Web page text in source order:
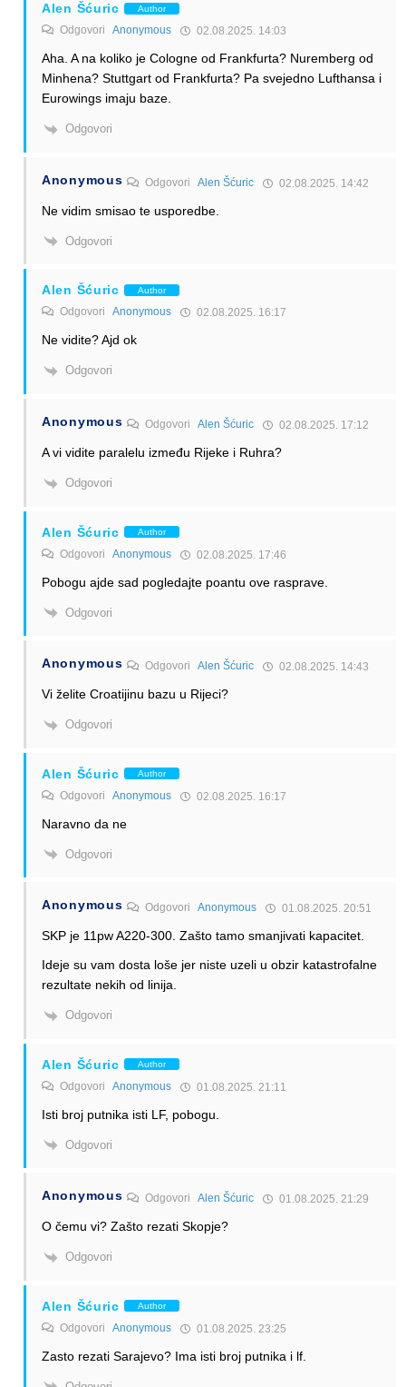
Alen Šćuric Author
Odgovori Anonymous 02.08.2025. 14:03
Aha. A na koliko je Cologne od Frankfurta? Nuremberg od
Minhena? Stuttgart od Frankfurta? Pa svejedno Lufthansa i
Eurowings imaju baze.
Odgovori
Anonymous OdgovoriAlen Šćuric 02.08.2025. 14:42
Ne vidim smisao te usporedbe.
Odgovori
Alen Šćuric Author
Odgovori Anonymous 02.08.2025. 16:17
Ne vidite? Ajd ok
Odgovori
Anonymous OdgovoriAlen Šćuric 02.08.2025. 17:12
A vi vidite paralelu između Rijeke i Ruhra?
Odgovori
Alen Šćuric Author
Odgovori Anonymous 02.08.2025. 17:46
Pobogu ajde sad pogledajte poantu ove rasprave.
Odgovori
Anonymous OdgovoriAlen Šćuric 02.08.2025. 14:43
Vi želite Croatijinu bazu u Rijeci?
Odgovori
Alen Šćuric Author
Odgovori Anonymous 02.08.2025. 16:17
Naravno da ne
Odgovori
Anonymous OdgovoriAnonymous 01.08.2025. 20:51
SKP je 11pw A220-300. Zašto tamo smanjivati kapacitet.
Ideje su vam dosta loše jer niste uzeli u obzir katastrofalne
rezultate nekih od linija.
Odgovori
Alen Šćuric Author
Odgovori Anonymous 01.08.2025. 21:11
Isti broj putnika isti LF, pobogu.
Odgovori
Anonymous OdgovoriAlen Šćuric 01.08.2025. 21:29
O čemu vi? Zašto rezati Skopje?
Odgovori
Alen Šćuric Author
Odgovori Anonymous 01.08.2025. 23:25
Zasto rezati Sarajevo? Ima isti broj putnika i lf.